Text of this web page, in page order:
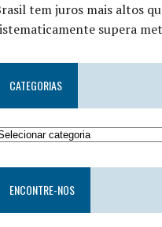
tem juros mais altos
supera
CATEGORIAS
ENCONTRE-NOS